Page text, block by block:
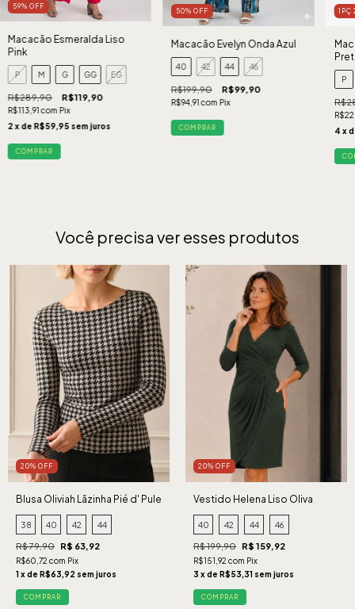
59% OFF
Macacão Esmeralda Liso
Pink
P M G GG EG
R$289,90 R$119,90
R$113,91com Pix
2 x de R$59,95 sem juros
COMPRAR
50% OFF
Macacão Evelyn Onda Azul
40 42 44 46
R$199,90 R$99,90
R$94,91com Pix
COMPRAR
1PÇ
P
4 x
Você precisa ver esses produtos
20% OFF
Blusa Oliviah Lãzinha Pié d' Pule
38 40 42 44
R$ 79,90 R$ 63,92
R$60,72 com Pix
1 x de R$63,92 sem juros
COMPRAR
20% OFF
Vestido Helena Liso Oliva
40 42 44 46
R$ 199,90 R$ 159,92
R$151,92 com Pix
3 x de R$53,31 sem juros
COMPRAR